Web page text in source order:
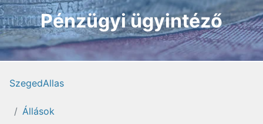
Pénzügyi ügyintéző
SzegedAllas
Állások